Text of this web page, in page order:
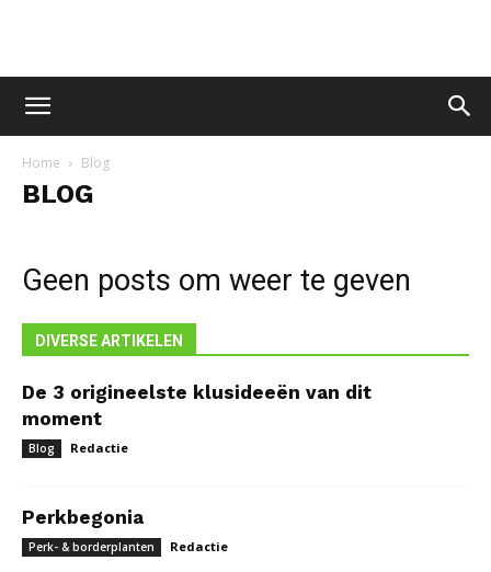
Home Blog
BLOG
Geen posts om weer te geven
DIVERSE ARTIKELEN
De 3 origineelste klusideeën van dit
moment
Blog Redactie
Perkbegonia
Perk- & borderplanten Redactie